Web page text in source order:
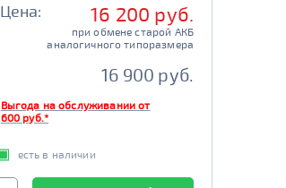
Цена: 16 200 руб.
при обмене старой АКБ
аналогичного типоразмера
16 900 руб.
Выгода на обслуживании от
600 руб.*
есть в наличии